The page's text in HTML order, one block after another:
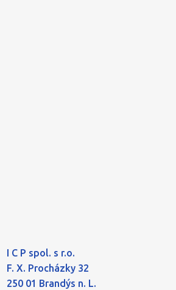
I C P spol. s r.o.
F. X. Procházky 32
250 01 Brandýs n. L.